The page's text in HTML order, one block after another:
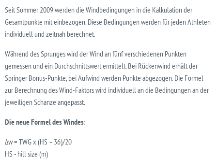
Seit Sommer 2009 werden die Windbedingungen in die Kalkulation der
Gesamtpunkte mit einbezogen. Diese Bedingungen werden für jeden Athleten
individuell und zeitnah berechnet.
Während des Sprunges wird der Wind an fünf verschiedenen Punkten
gemessen und ein Durchschnittswert ermittelt. Bei Rückenwind erhält der
Springer Bonus-Punkte, bei Aufwind werden Punkte abgezogen. Die Formel
zur Berechnung des Wind-Faktors wird individuell an die Bedingungen an der
jeweiligen Schanze angepasst.
Die neue Formel des Windes:
Δw = TWG x (HS – 36)/20
HS - hill size (m)